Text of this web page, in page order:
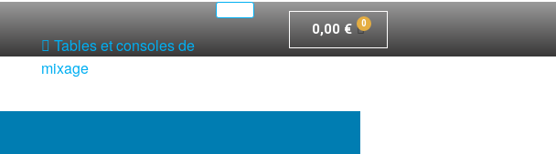
Tables et consoles de
mixage
0,00 €